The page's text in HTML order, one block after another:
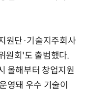
원단·기술지주회사
원회'도 출범했다.
올해부터 창업지원
영돼 우수 기술이